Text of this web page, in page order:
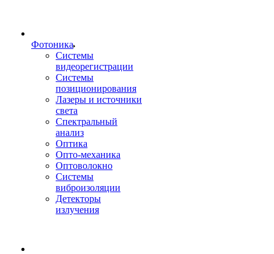
Фотоника
Cистемы
видеорегистрации
Системы
позиционирования
Лазеры и источники
света
Спектральный
анализ
Оптика
Опто-механика
Оптоволокно
Системы
виброизоляции
Детекторы
излучения